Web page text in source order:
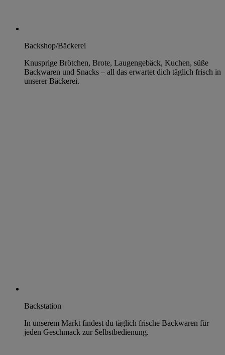
Backshop/Bäckerei
Knusprige Brötchen, Brote, Laugengebäck, Kuchen, süße
Backwaren und Snacks – all das erwartet dich täglich frisch in
unserer Bäckerei.
Backstation
In unserem Markt findest du täglich frische Backwaren für
jeden Geschmack zur Selbstbedienung.